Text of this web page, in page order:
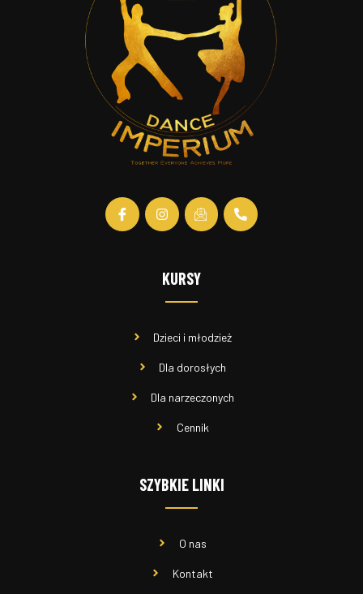
KURSY
Dzieci i młodzież
Dla dorosłych
Dla narzeczonych
Cennik
SZYBKIE LINKI
O nas
Kontakt